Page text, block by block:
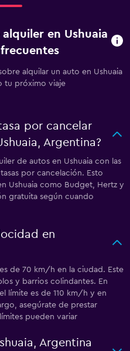
en Ushuaia
alquilar un auto en Ushuaia
tu próximo viaje
por cancelar
Argentina?
de autos en Ushuaia con las
por cancelación. Esto
Ushuaia como Budget, Hertz y
gratuita según cuando
en
de 70 km/h en la ciudad. Este
y barrios colindantes. En
límite es de 110 km/h y en
asegúrate de prestar
pueden variar
Argentina